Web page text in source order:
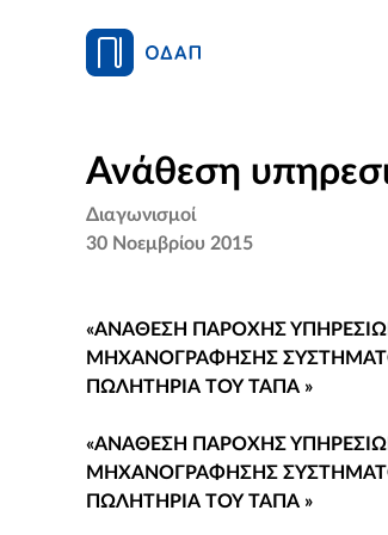
Ανάθεση
Διαγωνισμοί
30 Νοεμβρίου 2015
«ΑΝΑΘΕΣΗ ΠΑΡΟΧΗΣ
ΜΗΧΑΝΟΓΡΑΦΗΣΗΣ
ΠΩΛΗΤΗΡΙΑ ΤΟΥ ΤΑΠΑ »
«ΑΝΑΘΕΣΗ ΠΑΡΟΧΗΣ
ΜΗΧΑΝΟΓΡΑΦΗΣΗΣ
ΠΩΛΗΤΗΡΙΑ ΤΟΥ ΤΑΠΑ »